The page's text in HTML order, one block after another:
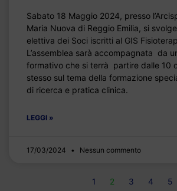
Sabato 18 Maggio 2024, presso
Maria Nuova di Reggio Emilia, si
elettiva dei Soci iscritti al GIS
L’assemblea sarà accompagnata da
formativo che si terrà partire dalle 10
stesso sul tema della formazione
di ricerca e pratica clinica.
LEGGI »
17/03/2024 Nessun commento
1 2 3 4 5